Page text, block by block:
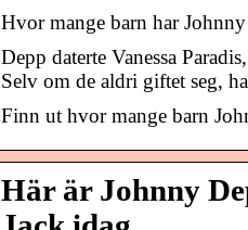
Hvor mange barn har
Depp daterte Vanessa
Selv om de aldri giftet seg,
Finn ut hvor mange barn
Här är Johnny